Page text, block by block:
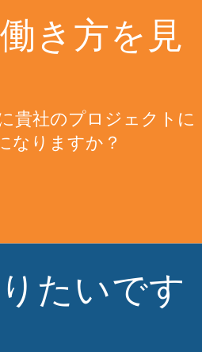
き方を見
貴社のプロジェクトに
なりますか？
たいです